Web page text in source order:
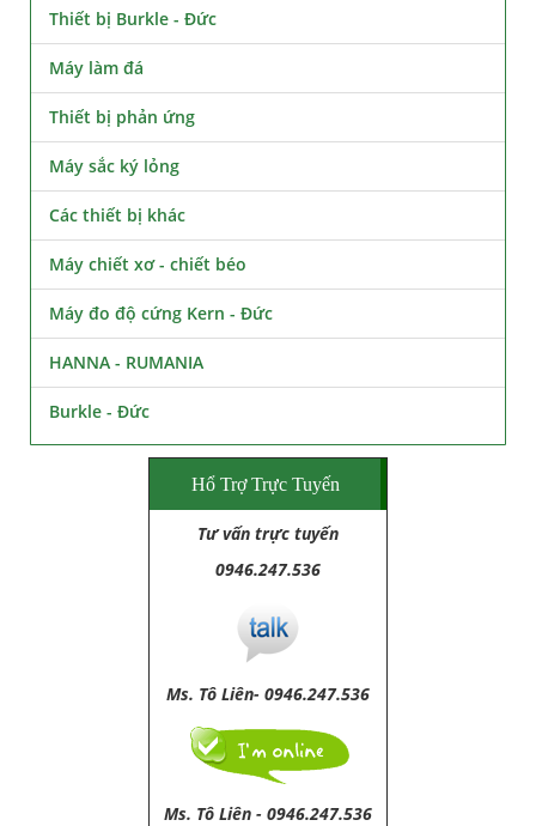
Thiết bị Burkle - Đức
Máy làm đá
Thiết bị phản ứng
Máy sắc ký lỏng
Các thiết bị khác
Máy chiết xơ - chiết béo
Máy đo độ cứng Kern - Đức
HANNA - RUMANIA
Burkle - Đức
Hổ Trợ Trực Tuyến
Tư vấn trực tuyến
0946.247.536
Ms. Tô Liên- 0946.247.536
Ms. Tô Liên - 0946.247.536